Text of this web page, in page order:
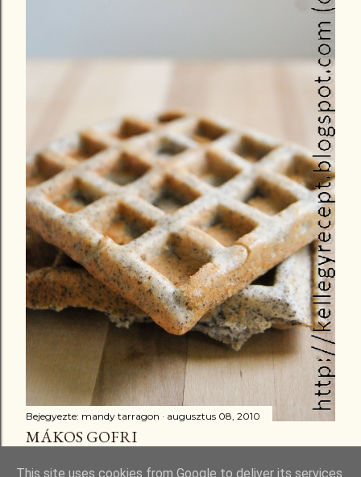
Bejegyezte: mandy tarragon augusztus 08, 2010
MÁKOS GOFRI
This site uses cookies from Google to deliver its services